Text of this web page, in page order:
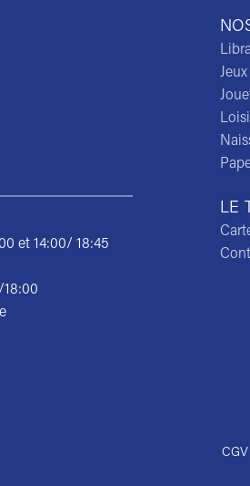
Jeux
et 14:00/ 18:45
LE
CGV